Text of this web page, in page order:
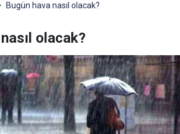
Bugün hava nasıl olacak?
olacak?